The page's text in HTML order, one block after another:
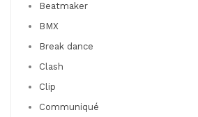
Beatmaker
BMX
Break dance
Clash
Clip
Communiqué